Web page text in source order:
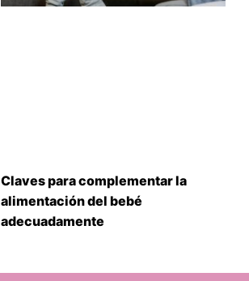
Claves para complementar la
alimentación del bebé
adecuadamente